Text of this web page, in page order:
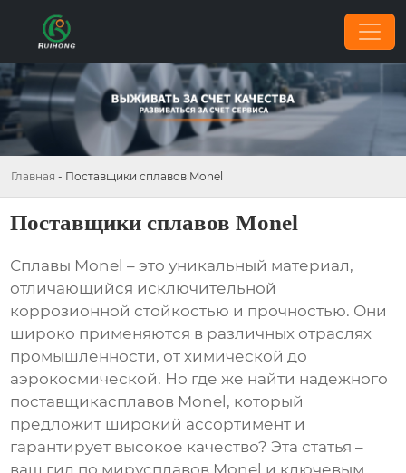
Главная - Поставщики сплавов Monel
Поставщики сплавов Monel
Сплавы Monel – это уникальный материал,
отличающийся исключительной
коррозионной стойкостью и прочностью. Они
широко применяются в различных отраслях
промышленности, от химической до
аэрокосмической. Но где же найти надежного
поставщикасплавов Monel , который
предложит широкий ассортимент и
гарантирует высокое качество? Эта статья –